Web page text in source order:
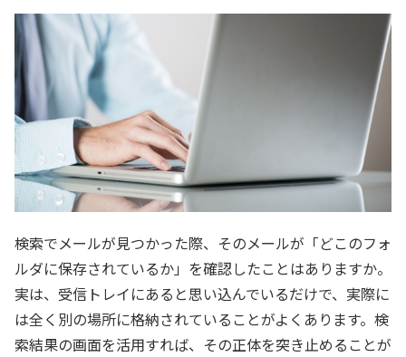
検索でメールが見つかった際、そのメールが「どこのフォ
ルダに保存されているか」を確認したことはありますか。
実は、受信トレイにあると思い込んでいるだけで、実際に
は全く別の場所に格納されていることがよくあります。検
索結果の画面を活用すれば、その正体を突き止めることが